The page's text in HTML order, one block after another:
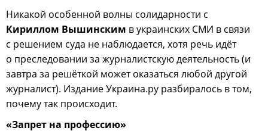
Никакой особенной волны солидарности с
Кириллом Вышинским в украинских СМИ в связи
с решением суда не наблюдается, хотя речь идёт
о преследовании за журналистскую деятельность (и
завтра за решёткой может оказаться любой другой
журналист). Издание Украина.ру разбиралось в том,
почему так происходит.
«Запрет на профессию»